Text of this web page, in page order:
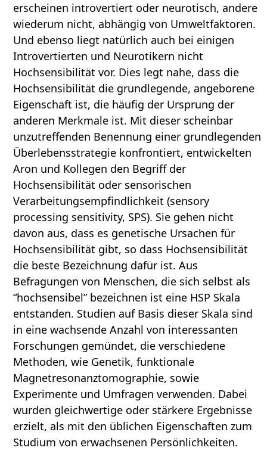
erscheinen introvertiert oder neurotisch, andere
wiederum nicht, abhängig von Umweltfaktoren.
Und ebenso liegt natürlich auch bei einigen
Introvertierten und Neurotikern nicht
Hochsensibilität vor. Dies legt nahe, dass die
Hochsensibilität die grundlegende, angeborene
Eigenschaft ist, die häufig der Ursprung der
anderen Merkmale ist. Mit dieser scheinbar
unzutreffenden Benennung einer grundlegenden
Überlebensstrategie konfrontiert, entwickelten
Aron und Kollegen den Begriff der
Hochsensibilität oder sensorischen
Verarbeitungsempfindlichkeit (sensory
processing sensitivity, SPS). Sie gehen nicht
davon aus, dass es genetische Ursachen für
Hochsensibilität gibt, so dass Hochsensibilität
die beste Bezeichnung dafür ist. Aus
Befragungen von Menschen, die sich selbst als
“hochsensibel” bezeichnen ist eine HSP Skala
entstanden. Studien auf Basis dieser Skala sind
in eine wachsende Anzahl von interessanten
Forschungen gemündet, die verschiedene
Methoden, wie Genetik, funktionale
Magnetresonanztomographie, sowie
Experimente und Umfragen verwenden. Dabei
wurden gleichwertige oder stärkere Ergebnisse
erzielt, als mit den üblichen Eigenschaften zum
Studium von erwachsenen Persönlichkeiten.